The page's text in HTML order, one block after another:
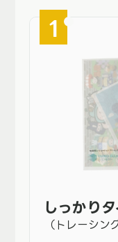
しっかり
（トレーシン